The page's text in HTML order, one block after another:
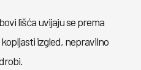
lišća uvijaju se prema
izgled, nepravilno